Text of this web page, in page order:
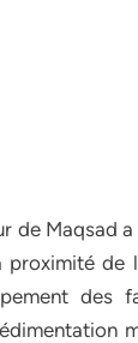
Maqsad
de
des